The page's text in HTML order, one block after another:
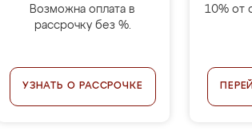
Возможна оплата в
рассрочку без %.
УЗНАТЬ О РАССРОЧКЕ
10% от